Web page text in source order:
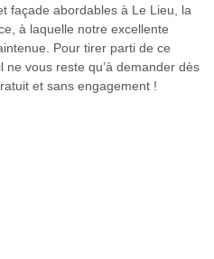
façade abordables à Le Lieu, la
à laquelle notre excellente
Pour tirer parti de ce
vous reste qu’à demander dès
et sans engagement !